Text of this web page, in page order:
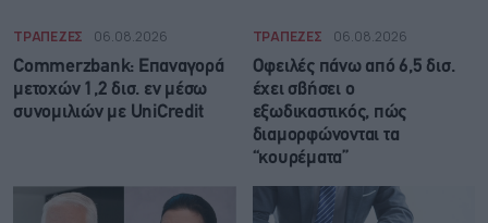
ΤΡΑΠΕΖΕΣ 06.08.2026
Commerzbank: Επαναγορά
μετοχών 1,2 δισ. εν μέσω
συνομιλιών με UniCredit
ΤΡΑΠΕΖΕΣ 06.08.2026
Οφειλές πάνω από 6,5 δισ.
έχει σβήσει ο
εξωδικαστικός, πώς
διαμορφώνονται τα
“κουρέματα”